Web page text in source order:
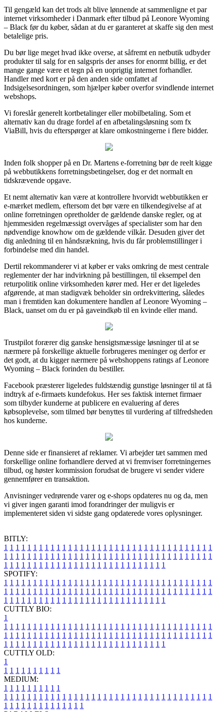
Til gengæld kan det trods alt blive lønnende at sammenligne et par
internet virksomheder i Danmark efter tilbud på Leonore Wyoming
– Black før du køber, sådan at du er garanteret at skaffe sig den mest
betalelige pris.
Du bør lige meget hvad ikke overse, at såfremt en netbutik udbyder
produkter til salg for en salgspris der anses for enormt billig, er det
mange gange være et tegn på en uoprigtig internet forhandler.
Handler med kort er på den anden side omfattet af
Indsigelsesordningen, som hjælper køber overfor svindlende internet
webshops.
Vi foreslår generelt kortbetalinger eller mobilbetaling. Som et
alternativ kan du drage fordel af en afbetalingsløsning som fx
ViaBill, hvis du efterspørger at klare omkostningerne i flere bidder.
Inden folk shopper på en Dr. Martens e-forretning bør de reelt kigge
på webbutikkens forretningsbetingelser, dog er det normalt en
tidskrævende opgave.
Et nemt alternativ kan være at kontrollere hvorvidt webbutikken er
e-mærket medlem, eftersom det bør være en tilkendegivelse af at
online forretningen opretholder de gældende danske regler, og at
hjemmesiden regelmæssigt overvåges af specialister som har den
nødvendige knowhow om de gældende vilkår. Desuden giver det
dig anledning til en håndsrækning, hvis du får problemstillinger i
forbindelse med din handel.
Dertil rekommanderer vi at køber er vaks omkring de mest centrale
reglementer der har indvirkning på bestillingen, til eksempel den
returpolitik online virksomheden kører med. Her er det ligeledes
afgørende, at man stadigvæk beholder sin ordrekvittering, således
man i fremtiden kan dokumentere handlen af Leonore Wyoming –
Black, uanset om du er på gaveindkøb til en kvinde eller mand.
Trustpilot forærer dig ganske hensigtsmæssige løsninger til at se
nærmere på forskellige aktuelle forbrugeres meninger og derfor er
det godt, at du kigger nærmere på webshoppens ratings af Leonore
Wyoming – Black forinden du bestiller.
Facebook præsterer ligeledes fuldstændig gunstige løsninger til at få
indtryk af e-firmaets kundefokus. Her ses faktisk internet firmaer
som tilbyder kunderne at publicere en evaluering af deres
købsoplevelse, som tilmed bør benyttes til vurdering af tilfredsheden
hos kunderne.
Denne side er finansieret af reklamer. Vi arbejder tæt sammen med
forskellige online forhandlere derved at vi fremviser forretningernes
tilbud, og høster kommission forudsat de brugere vi sender videre
gennemfører en transaktion.
Anvisninger vedrørende varer og e-shops opdateres nu og da, men
vi giver ingen garanti imod forandringer der muligvis er
implementeret siden vi sidste gang opdaterede vores oplysninger.
BITLY:
1 1 1 1 1 1 1 1 1 1 1 1 1 1 1 1 1 1 1 1 1 1 1 1 1 1 1 1 1 1 1 1 1 1 1 1
1 1 1 1 1 1 1 1 1 1 1 1 1 1 1 1 1 1 1 1 1 1 1 1 1 1 1 1 1 1 1 1 1 1 1 1
1 1 1 1 1 1 1 1 1 1 1 1 1 1 1 1 1 1 1 1 1 1 1 1 1 1 1 1
SPOTIFY:
1 1 1 1 1 1 1 1 1 1 1 1 1 1 1 1 1 1 1 1 1 1 1 1 1 1 1 1 1 1 1 1 1 1 1 1
1 1 1 1 1 1 1 1 1 1 1 1 1 1 1 1 1 1 1 1 1 1 1 1 1 1 1 1 1 1 1 1 1 1 1 1
1 1 1 1 1 1 1 1 1 1 1 1 1 1 1 1 1 1 1 1 1 1 1 1 1 1 1 1
CUTTLY BIO:
1
1 1 1 1 1 1 1 1 1 1 1 1 1 1 1 1 1 1 1 1 1 1 1 1 1 1 1 1 1 1 1 1 1 1 1 1
1 1 1 1 1 1 1 1 1 1 1 1 1 1 1 1 1 1 1 1 1 1 1 1 1 1 1 1 1 1 1 1 1 1 1 1
1 1 1 1 1 1 1 1 1 1 1 1 1 1 1 1 1 1 1 1 1 1 1 1 1 1 1 1
CUTTLY OLD:
1
1 1 1 1 1 1 1 1 1 1
MEDIUM:
1 1 1 1 1 1 1 1 1 1
1 1 1 1 1 1 1 1 1 1 1 1 1 1 1 1 1 1 1 1 1 1 1 1 1 1 1 1 1 1 1 1 1 1 1 1
1 1 1 1 1 1 1 1 1 1 1 1 1 1